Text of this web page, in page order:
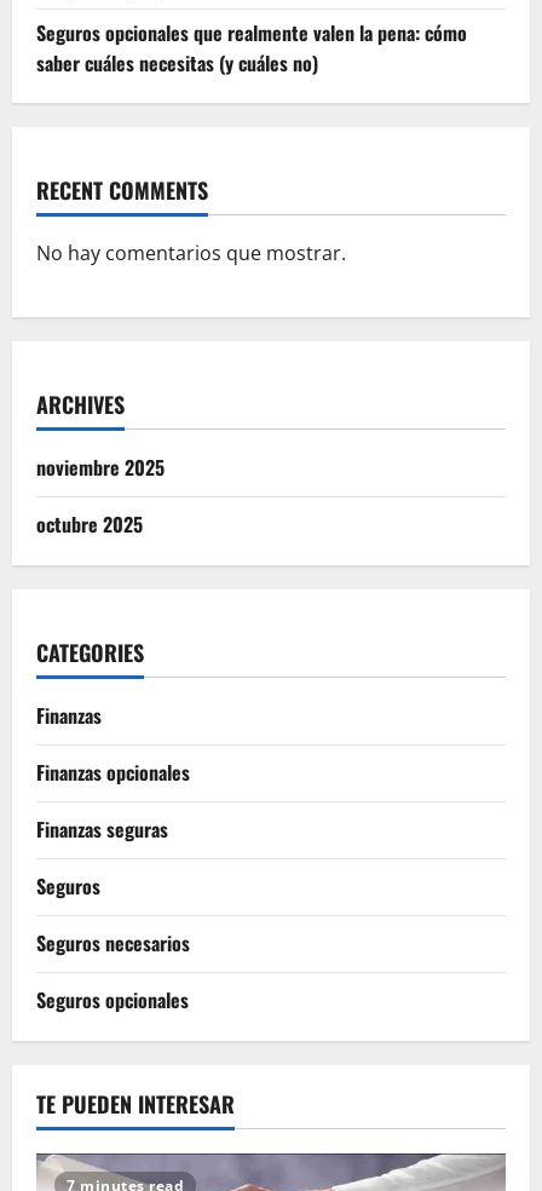
Seguros opcionales que realmente valen la pena: cómo
saber cuáles necesitas (y cuáles no)
RECENT COMMENTS
No hay comentarios que mostrar.
ARCHIVES
noviembre 2025
octubre 2025
CATEGORIES
Finanzas
Finanzas opcionales
Finanzas seguras
Seguros
Seguros necesarios
Seguros opcionales
TE PUEDEN INTERESAR
7 minutes read